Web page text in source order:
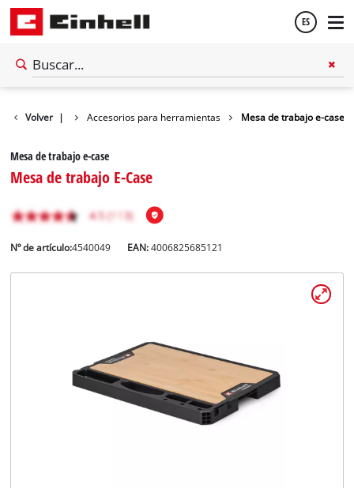
ES
Volver |
Accesorios Accesorios para herramientas Mesa de trabajo e-case
Mesa de trabajo e-case
Mesa de trabajo E-Case
Nº de artículo:4540049 EAN:4006825685121